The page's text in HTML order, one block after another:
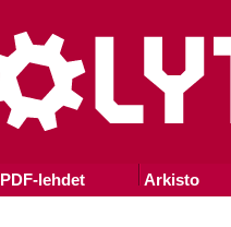
PDF-lehdet Arkisto